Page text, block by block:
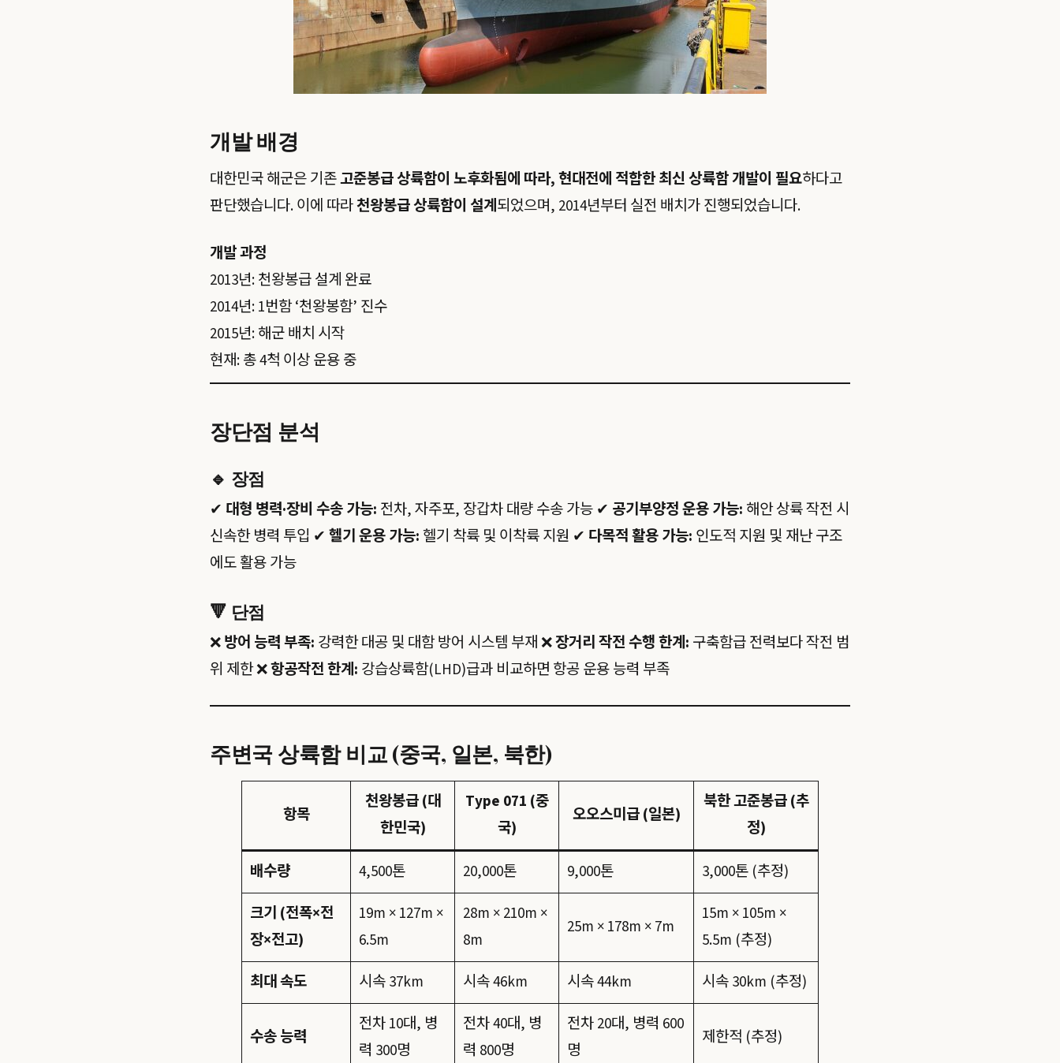
개발 배경
대한민국 해군은 기존고준봉급 상륙함이 노후화됨에 따라, 현대전에 적합한 최신 상륙함 개발이 필요하다고
판단했습니다. 이에 따라천왕봉급 상륙함이 설계되었으며, 2014년부터 실전 배치가 진행되었습니다.
개발 과정
2013년: 천왕봉급 설계 완료
2014년: 1번함 ‘천왕봉함’ 진수
2015년: 해군 배치 시작
현재: 총 4척 이상 운용 중
장단점 분석
🔹 장점
✔ 대형 병력·장비 수송 가능: 전차, 자주포, 장갑차 대량 수송 가능 ✔ 공기부양정 운용 가능: 해안 상륙 작전 시
신속한 병력 투입 ✔ 헬기 운용 가능:헬기 착륙 및 이착륙 지원 ✔ 다목적 활용 가능: 인도적 지원 및 재난 구조
에도 활용 가능
🔻 단점
❌방어 능력 부족: 강력한 대공 및 대함 방어 시스템 부재 ❌장거리 작전 수행 한계: 구축함급 전력보다 작전 범
위 제한 ❌항공작전 한계: 강습상륙함(LHD)급과 비교하면 항공 운용 능력 부족
주변국 상륙함 비교 (중국, 일본, 북한)
항목
천왕봉급 (대
한민국)
Type 071 (중
국)
오오스미급 (일본)
북한 고준봉급 (추
정)
배수량 4,500톤 20,000톤 9,000톤
3,000톤 (추정)
크기 (전폭×전
장×전고)
19m × 127m ×
6.5m
28m × 210m ×
8m
25m × 178m × 7m
15m × 105m ×
5.5m (추정)
최대 속도
시속 37km 시속 46km 시속 44km 시속 30km (추정)
수송 능력
전차 10대, 병
력 300명
전차 40대, 병
력 800명
전차 20대, 병력 600
명
제한적 (추정)